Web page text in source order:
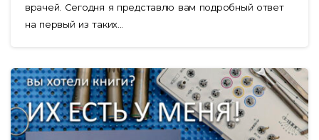
врачей. Сегодня я представлю вам подробный ответ
на первый из таких...